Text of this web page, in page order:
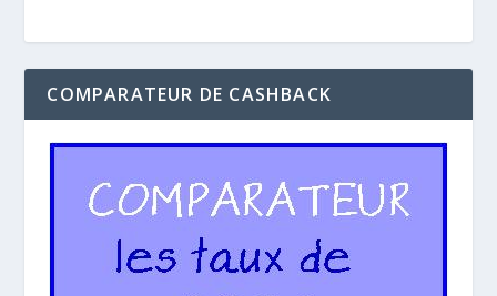
COMPARATEUR DE CASHBACK